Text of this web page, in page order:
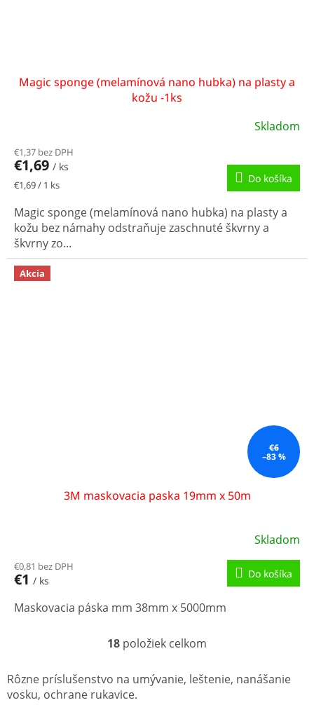
Magic sponge (melamínová nano hubka) na plasty a
kožu -1ks
Skladom
€1,37 bez DPH
€1,69 / ks
Jednotková
€1,69 / 1 ks Do košíka
Magic sponge (melamínová nano hubka) na plasty a
kožu bez námahy odstraňuje zaschnuté škvrny a
škvrny zo...
Akcia
€6
–83 %
3M maskovacia paska 19mm x 50m
Skladom
€0,81 bez DPH
€1 / ks
Do košíka
Maskovacia páska mm 38mm x 5000mm
O
l
á
18 položiek celkom
Rôzne príslušenstvo na umývanie, leštenie, nanášanie
vosku, ochrane rukavice.